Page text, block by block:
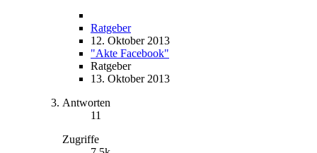
Ratgeber
12. Oktober 2013
"Akte Facebook"
Ratgeber
13. Oktober 2013
Antworten
11
Zugriffe